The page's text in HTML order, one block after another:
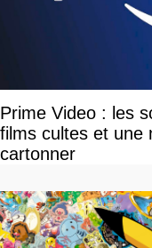
Prime Video : les
films cultes et une
cartonner